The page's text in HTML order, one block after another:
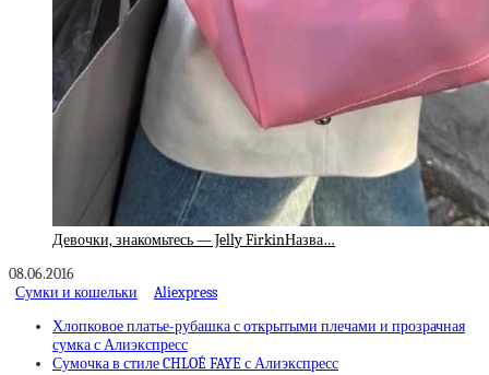
Девочки, знакомьтесь — Jelly FirkinНазва…
08.06.2016
Сумки и кошельки
Aliexpress
Хлопковое платье-рубашка с открытыми плечами и прозрачная
сумка с Алиэкспресс
Сумочка в стиле CHLOÉ FAYE с Алиэкспресс